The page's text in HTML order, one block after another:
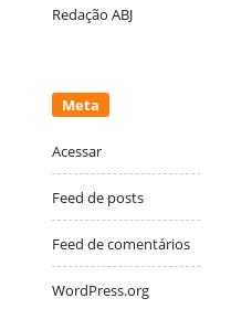
Redação ABJ
Meta
Acessar
Feed de posts
Feed de comentários
WordPress.org